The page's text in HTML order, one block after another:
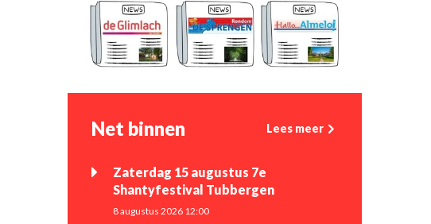
Net binnen Lees meer
Zaterdag 15 augustus 7e
Shantyfestival Tubbergen
8 augustus 2026 12:00